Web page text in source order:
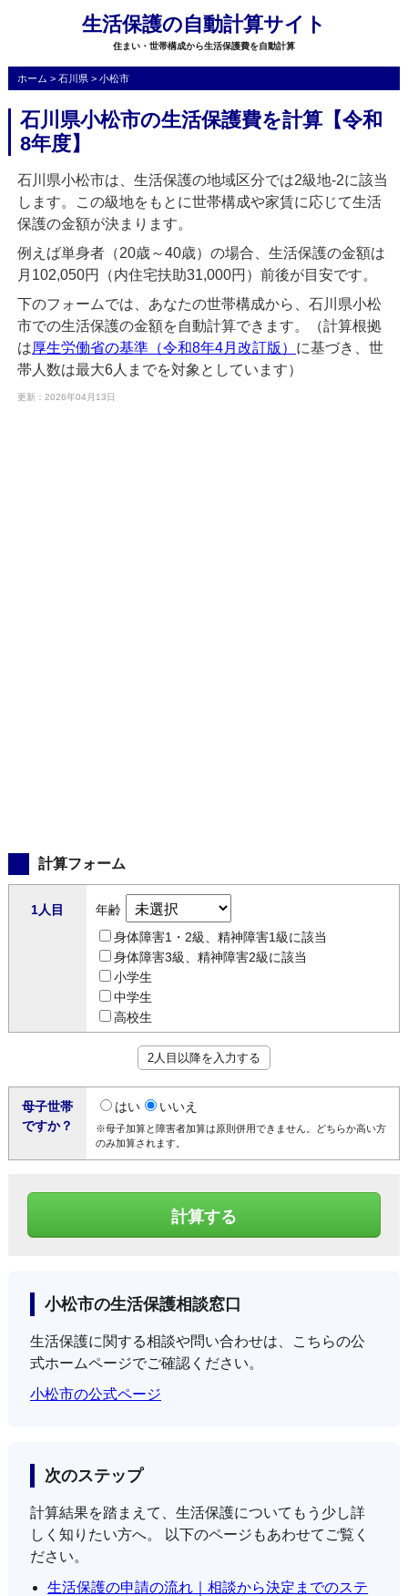
生活保護の自動計算サイト
住まい・世帯構成から生活保護費を自動計算
ホーム > 石川県> 小松市
石川県小松市の生活保護費を計算【令和
8年度】
石川県小松市は、生活保護の地域区分では2級地-2に該当
します。この級地をもとに世帯構成や家賃に応じて生活
保護の金額が決まります。
例えば単身者（20歳～40歳）の場合、生活保護の金額は
月102,050円（内住宅扶助31,000円）前後が目安です。
下のフォームでは、あなたの世帯構成から、石川県小松
市での生活保護の金額を自動計算できます。（計算根拠
は厚生労働省の基準（令和8年4月改訂版） に基づき、世
帯人数は最大6人までを対象としています）
更新：2026年04月13日
計算フォーム
1人目
年齢
身体障害1・2級、精神障害1級に該当
身体障害3級、精神障害2級に該当
小学生
中学生
高校生
2人目以降を入力する
母子世帯
ですか？
はい いいえ
※母子加算と障害者加算は原則併用できません。どちらか高い方
のみ加算されます。
小松市の生活保護相談窓口
生活保護に関する相談や問い合わせは、こちらの公
式ホームページでご確認ください。
小松市の公式ページ
次のステップ
計算結果を踏まえて、生活保護についてもう少し詳
しく知りたい方へ。 以下のページもあわせてご覧く
ださい。
生活保護の申請の流れ｜相談から決定までのステ